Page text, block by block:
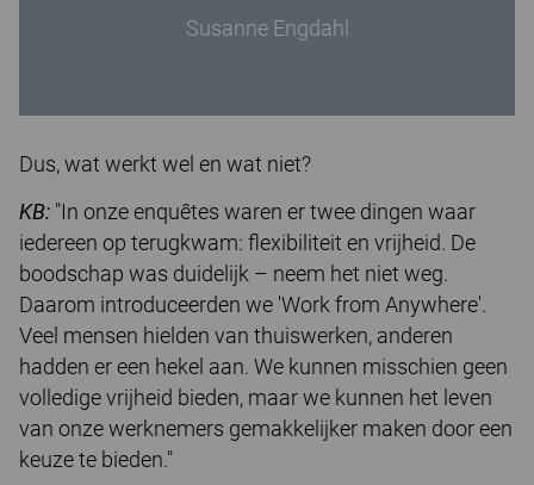
Susanne Engdahl
Dus, wat werkt wel en wat niet?
KB: "In onze enquêtes waren er twee dingen waar
iedereen op terugkwam: flexibiliteit en vrijheid. De
boodschap was duidelijk – neem het niet weg.
Daarom introduceerden we 'Work from Anywhere'.
Veel mensen hielden van thuiswerken, anderen
hadden er een hekel aan. We kunnen misschien geen
volledige vrijheid bieden, maar we kunnen het leven
van onze werknemers gemakkelijker maken door een
keuze te bieden."